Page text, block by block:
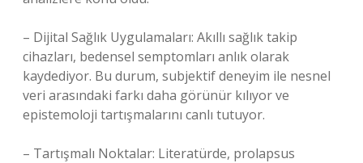
– Dijital Sağlık Uygulamaları: Akıllı sağlık takip
cihazları, bedensel semptomları anlık olarak
kaydediyor. Bu durum, subjektif deneyim ile nesnel
veri arasındaki farkı daha görünür kılıyor ve
epistemoloji tartışmalarını canlı tutuyor.
– Tartışmalı Noktalar: Literatürde, prolapsus